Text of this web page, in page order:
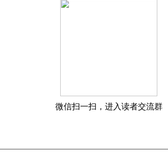
微信扫一扫，进入读者交流群